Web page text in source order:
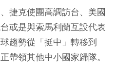
捷克使團高調訪台、美國
或是與索馬利蘭互設代表
趨勢從「挺中」轉移到
帶領其他中小國家歸隊。